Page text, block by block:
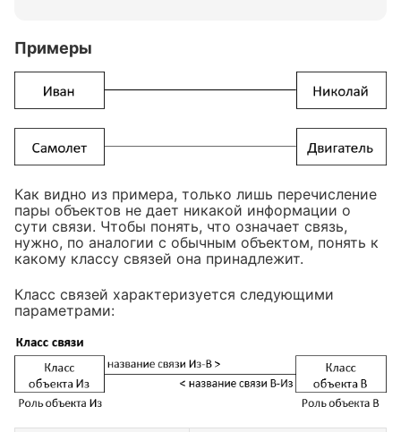
Примеры
Как видно из примера, только лишь перечисление
пары объектов не дает никакой информации о
сути связи. Чтобы понять, что означает связь,
нужно, по аналогии с обычным объектом, понять к
какому классу связей она принадлежит.
Класс связей характеризуется следующими
параметрами: